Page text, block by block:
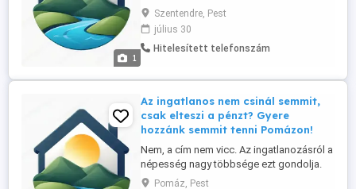
1
Ennek tükrében ingatlan irodánk referens-
üzlettársat keres a Szentendrei szigeten
és környékén, elsősorban helyi lakos
személyében. Tapasztalat nem
nincs semmiféle havi, vagy ...
Szentendre, Pest
július 30
Hitelesített telefonszám
Az ingatlanos nem csinál semmit,
csak elteszi a pénzt? Gyere
hozzánk semmit tenni Pomázon!
Nem, a cím nem vicc. Az ingatlanozásról a
népesség nagy többsége ezt gondolja.
Ennek tükrében ingatlan irodánk referens-
Pomáz, Pest